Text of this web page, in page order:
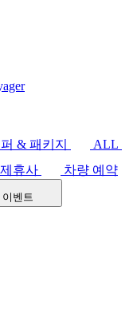
& 패키지
ALL
휴사
차량 예약
벤트